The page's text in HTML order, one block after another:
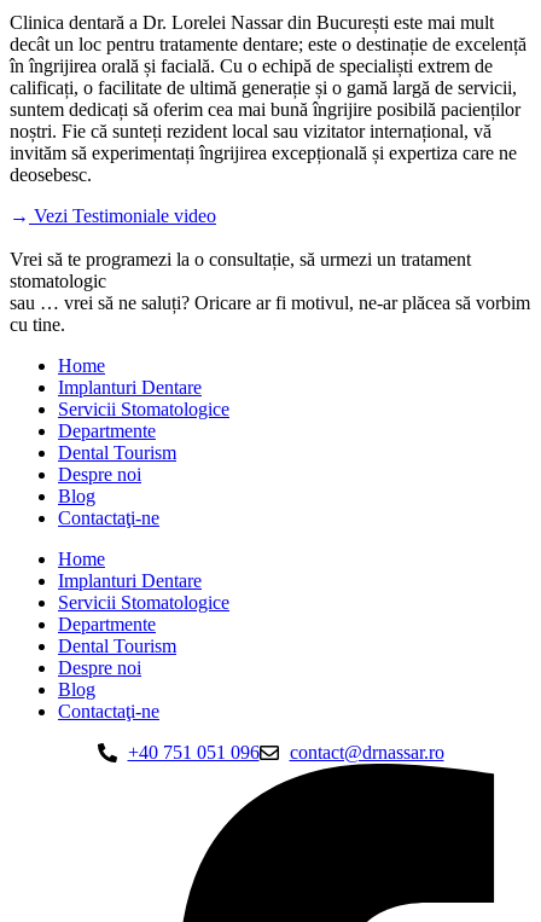
Clinica dentară a Dr. Lorelei Nassar din București este mai mult
decât un loc pentru tratamente dentare; este o destinație de excelență
în îngrijirea orală și facială. Cu o echipă de specialiști extrem de
calificați, o facilitate de ultimă generație și o gamă largă de servicii,
suntem dedicați să oferim cea mai bună îngrijire posibilă pacienților
noștri. Fie că sunteți rezident local sau vizitator internațional, vă
invităm să experimentați îngrijirea excepțională și expertiza care ne
deosebesc.
Vezi Testimoniale video
Vrei să te programezi la o consultație, să urmezi un tratament
stomatologic
sau … vrei să ne saluți? Oricare ar fi motivul, ne-ar plăcea să vorbim
cu tine.
Home
Implanturi Dentare
Servicii Stomatologice
Departmente
Dental Tourism
Despre noi
Blog
Contactaţi-ne
Home
Implanturi Dentare
Servicii Stomatologice
Departmente
Dental Tourism
Despre noi
Blog
Contactaţi-ne
+40 751 051 096
contact@drnassar.ro